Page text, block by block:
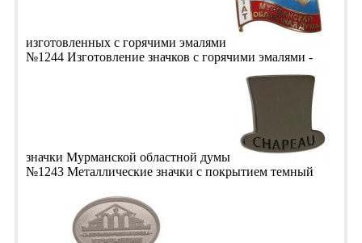
изготовленных с горячими эмалями
№1244 Изготовление значков с горячими эмалями -
значки Мурманской областной думы
№1243 Металлические значки с покрытием темный